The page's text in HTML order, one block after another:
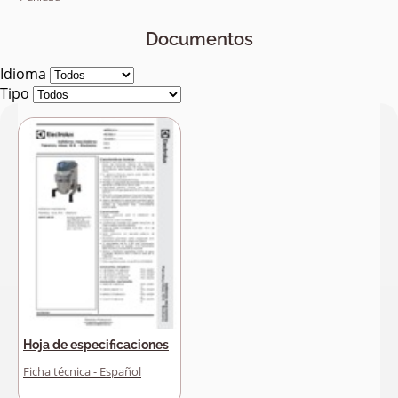
Documentos
Idioma
Tipo
Hoja de especificaciones
Ficha técnica - Español